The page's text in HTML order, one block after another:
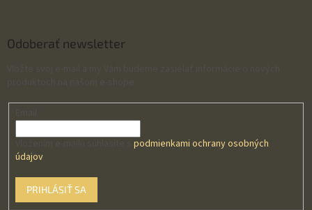
Odoberať newsletter
podmienkami ochrany osobných
údajov
PRIHLÁSIŤ SA